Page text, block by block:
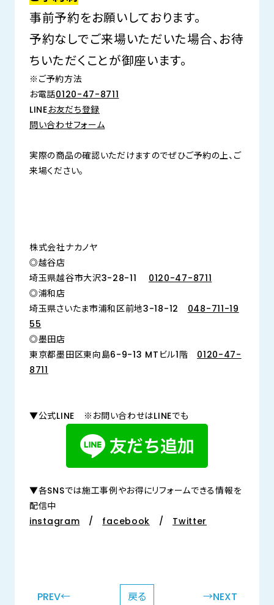
事前予約をお願いしております。
予約なしでご来場いただいた場合、お待
ちいただくことが御座います。
※ご予約方法
お電話0120-47-8711
LINEお友だち登録
問い合わせフォーム
実際の商品の確認いただけますのでぜひご予約の上、ご
来場ください。
株式会社ナカノヤ
◎越谷店
埼玉県越谷市大沢3-28-11 0120-47-8711
◎浦和店
埼玉県さいたま市浦和区前地3-18-12 048-711-19
55
◎墨田店
東京都墨田区東向島6-9-13 MTビル1階 0120-47-
8711
▼公式LINE ※お問い合わせはLINEでも
▼各SNSでは施工事例やお得にリフォームできる情報を
配信中
instagram / facebook / Twitter
PREV← 戻る →NEXT